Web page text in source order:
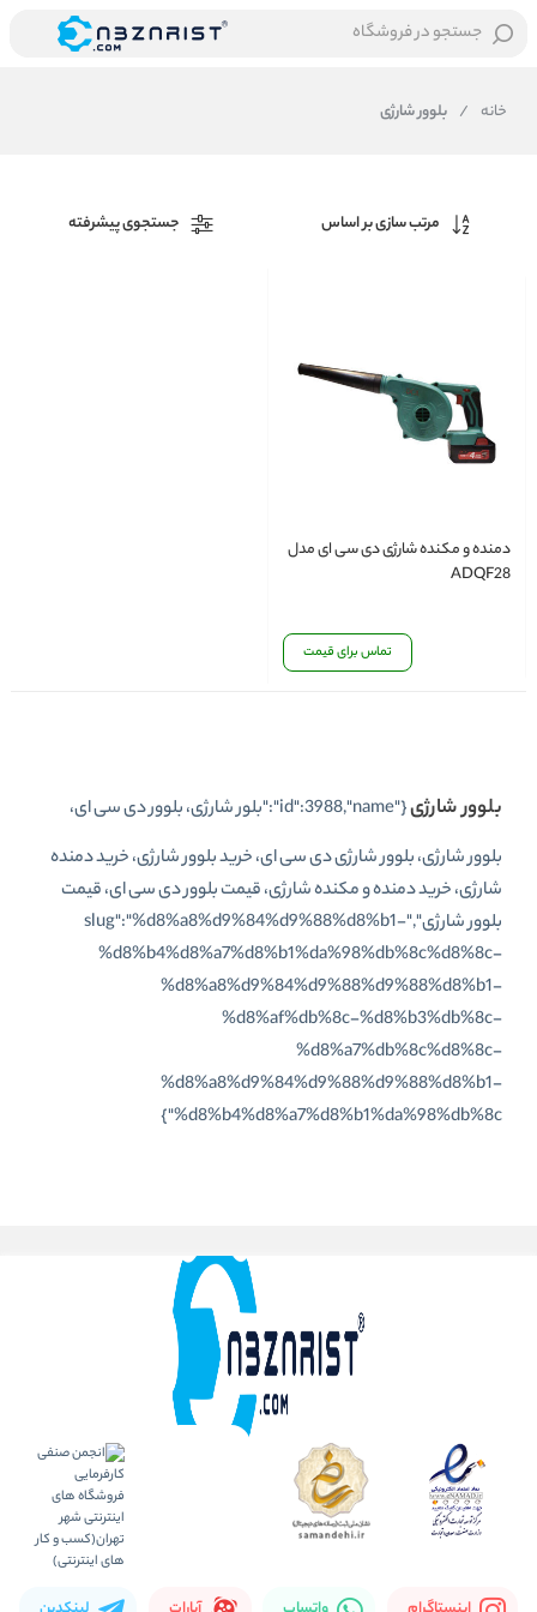
جستجو در فروشگاه
خانه / بلوور شارژی
مرتب سازی بر اساس جستجوی پیشرفته
دمنده و مکنده شارژی دی سی ای مدل
ADQF28
تماس برای قیمت
بلوور شارژی
{"id":3988,"name":"بلور شارژی، بلوور دی سی ای،
بلوور شارژی، بلوور شارژی دی سی ای، خرید بلوور شارژی، خرید دمنده
شارژی، خرید دمنده و مکنده شارژی، قیمت بلوور دی سی ای، قیمت
بلوور شارژی","slug":"%d8%a8%d9%84%d9%88%d8%b1-
%d8%b4%d8%a7%d8%b1%da%98%db%8c%d8%8c-
%d8%a8%d9%84%d9%88%d9%88%d8%b1-
%d8%af%db%8c-%d8%b3%db%8c-
%d8%a7%db%8c%d8%8c-
%d8%a8%d9%84%d9%88%d9%88%d8%b1-
%d8%b4%d8%a7%d8%b1%da%98%db%8c"}